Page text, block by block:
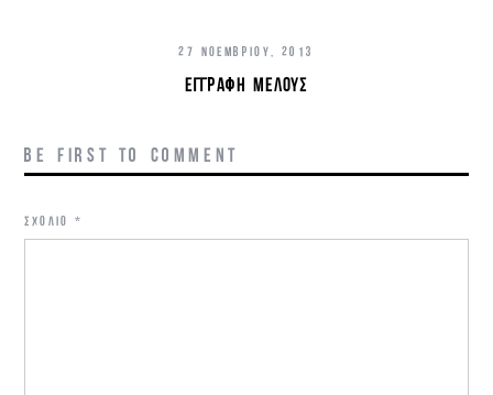
27 ΝΟΕΜΒΡΊΟΥ, 2013
ΕΓΓΡΑΦΉ ΜΈΛΟΥΣ
BE FIRST TO COMMENT
ΣΧΌΛΙΟ*